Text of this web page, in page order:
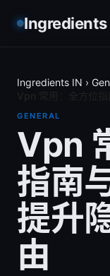
Ingredients
Ingredients IN ›
GENERAL
Vpn
指南
提升
由